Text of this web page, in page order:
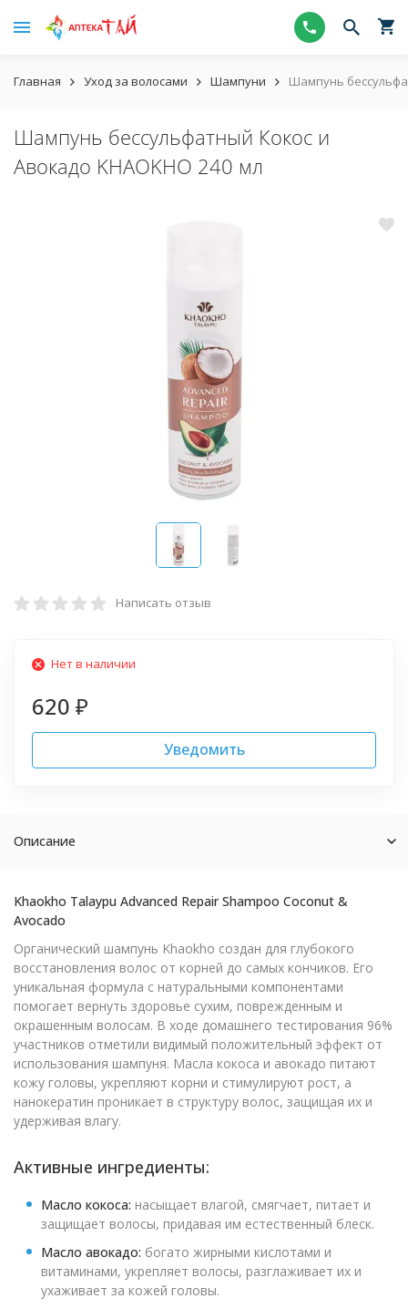
Главная Уход за волосами Шампуни Шампунь
Шампунь бессульфатный Кокос и
Авокадо KHAOKHO 240 мл
Написать отзыв
Нет в наличии
620 ₽
Уведомить
Описание
Khaokho Talaypu Advanced Repair Shampoo Coconut &
Avocado
Органический шампунь Khaokho создан для глубокого
восстановления волос от корней до самых кончиков. Его
уникальная формула с натуральными компонентами
помогает вернуть здоровье сухим, поврежденным и
окрашенным волосам. В ходе домашнего тестирования 96%
участников отметили видимый положительный эффект от
использования шампуня. Масла кокоса и авокадо питают
кожу головы, укрепляют корни и стимулируют рост, а
нанокератин проникает в структуру волос, защищая их и
удерживая влагу.
Активные ингредиенты:
Масло кокоса: насыщает влагой, смягчает, питает и
защищает волосы, придавая им естественный блеск.
Масло авокадо: богато жирными кислотами и
витаминами, укрепляет волосы, разглаживает их и
ухаживает за кожей головы.